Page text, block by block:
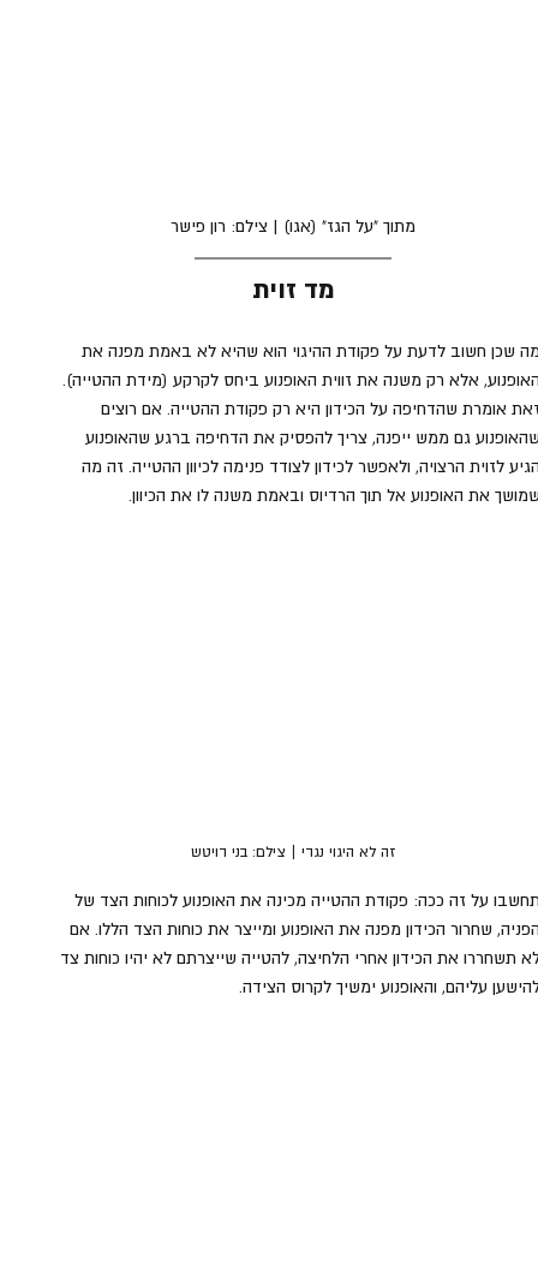
מתוך "על הגז" (אגו) | צילם: רון פישר
מד זוית
שכן חשוב לדעת על פקודת ההיגוי הוא שהיא לא באמת מפנה את
אלא רק משנה את זווית האופנוע ביחס לקרקע (מידת ההטייה).
אומרת שהדחיפה על הכידון היא רק פקודת ההטייה. אם רוצים
גם ממש ייפנה, צריך להפסיק את הדחיפה ברגע שהאופנוע
לזוית הרצויה, ולאפשר לכידון לצודד פנימה לכיוון ההטייה. זה מה
את האופנוע אל תוך הרדיוס ובאמת משנה לו את הכיוון.
זה לא היגוי נגדי | צילם: בני דויטש
על זה ככה: פקודת ההטייה מכינה את האופנוע לכוחות הצד של
שחרור הכידון מפנה את האופנוע ומייצר את כוחות הצד הללו. אם
תשחררו את הכידון אחרי הלחיצה, להטייה שייצרתם לא יהיו כוחות צד
עליהם, והאופנוע ימשיך לקרוס הצידה.